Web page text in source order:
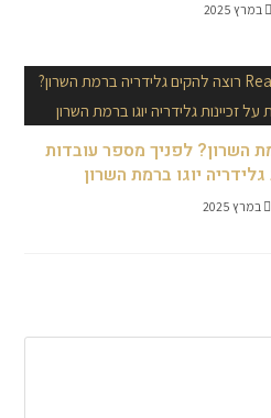
השרון? לפניך מספר עובדות
גלידריה יוגו ברמת השרון